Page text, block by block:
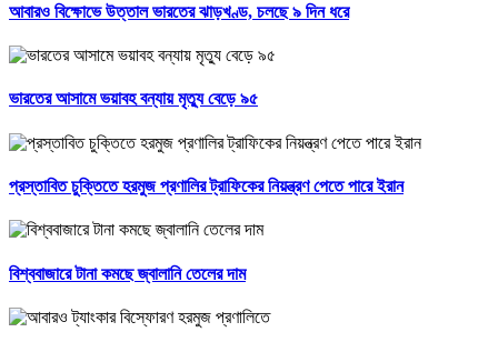
আবারও বিক্ষোভে উত্তাল ভারতের ঝাড়খণ্ড, চলছে ৯ দিন ধরে
ভারতের আসামে ভয়াবহ বন্যায় মৃত্যু বেড়ে ৯৫
প্রস্তাবিত চুক্তিতে হরমুজ প্রণালির ট্রাফিকের নিয়ন্ত্রণ পেতে পারে ইরান
বিশ্ববাজারে টানা কমছে জ্বালানি তেলের দাম